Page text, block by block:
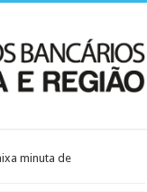
minuta de